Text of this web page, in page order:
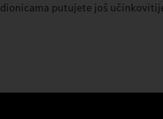
putujete još